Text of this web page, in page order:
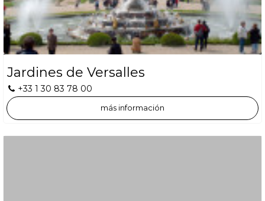
Jardines de Versalles
+33 1 30 83 78 00
más información